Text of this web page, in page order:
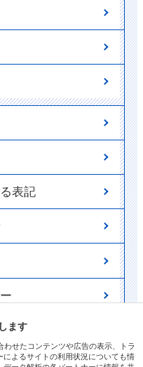
ます
せたコンテンツや広告の表示、トラ
よるサイトの利用状況についても情
表記